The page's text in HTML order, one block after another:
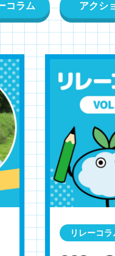
コラム アクシ
リレーコラ